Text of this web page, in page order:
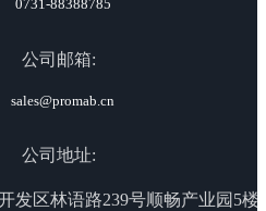
0731-88388785
公司邮箱:
sales@promab.cn
公司地址:
发区林语路239号顺畅产业园5楼